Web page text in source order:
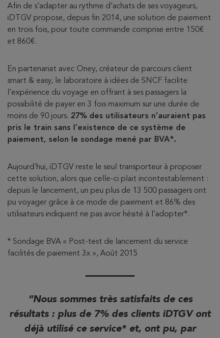
Afin de s’adapter au rythme d’achats de ses voyageurs,
iDTGV propose, depuis fin 2014, une solution de paiement
en trois fois, pour toute commande comprise entre 150€
et 860€.
En partenariat avec Oney, créateur de parcours client
smart & easy, le laboratoire à idées de SNCF facilite
l’expérience du voyage en offrant à ses passagers la
possibilité de payer en 3 fois maximum sur une durée de
moins de 90 jours. 27% des utilisateurs n’auraient pas
pris le train sans l’existence de ce système de
paiement, selon le sondage mené par BVA*.
Aujourd’hui, iDTGV reste le seul transporteur à proposer
cette solution, alors que celle-ci plait incontestablement :
depuis le lancement, un peu plus de 13 500 passagers ont
pu voyager grâce à ce mode de paiement et 86% des
utilisateurs indiquent ne pas avoir hésité à l’adopter*.
* Sondage BVA « Post-test de lancement du service
facilités de paiement 3x », Août 2015
Nous sommes très satisfaits de ces
résultats : plus de 7% des clients iDTGV ont
déjà utilisé ce service* et, ont pu, par